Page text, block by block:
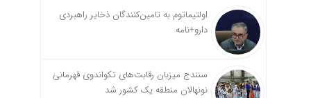
اولتیماتوم به تامین‌کنندگان ذخایر راهبردی
دارو+نامه
سنندج میزبان رقابت‌های تکواندوی قهرمانی
نونهالان منطقه یک کشور شد